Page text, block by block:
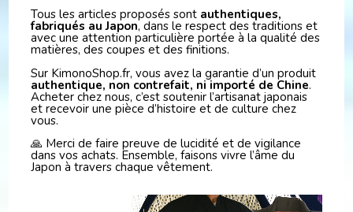
Tous les articles proposés sont authentiques,
fabriqués au Japon, dans le respect des traditions et
avec une attention particulière portée à la qualité des
matières, des coupes et des finitions.
Sur KimonoShop.fr, vous avez la garantie d’un produit
authentique, non contrefait, ni importé de Chine.
Acheter chez nous, c’est soutenir l’artisanat japonais
et recevoir une pièce d’histoire et de culture chez
vous.
🙏 Merci de faire preuve de lucidité et de vigilance
dans vos achats. Ensemble, faisons vivre l’âme du
Japon à travers chaque vêtement.